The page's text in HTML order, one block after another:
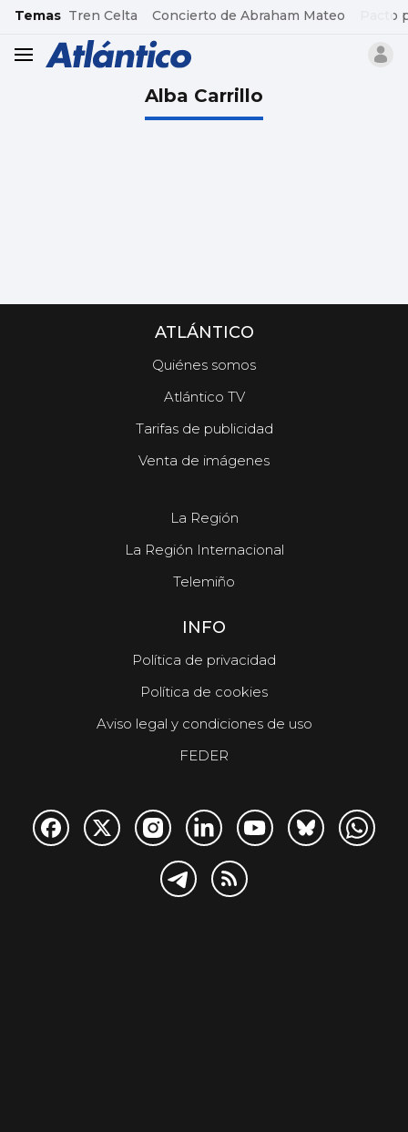
common.go-to-content
Temas Tren Celta Concierto de Abraham Mateo Pacto
header.menu.open
Alba Carrillo
ATLÁNTICO
Quiénes somos
Atlántico TV
Tarifas de publicidad
Venta de imágenes
La Región
La Región Internacional
Telemiño
INFO
Política de privacidad
Política de cookies
Aviso legal y condiciones de uso
FEDER